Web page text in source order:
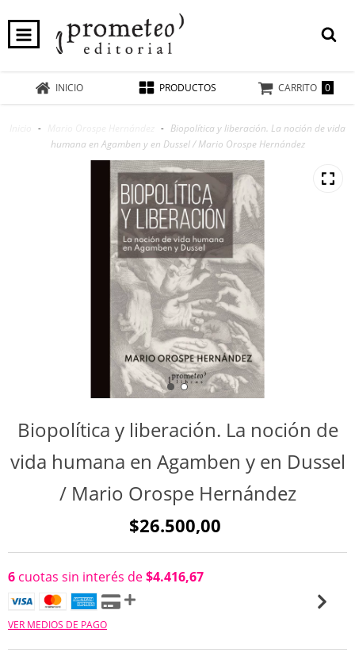
INICIO PRODUCTOS CARRITO 0
- - Biopolítica y liberación. La noción de vida
humana en Agamben y en Dussel / Mario Orospe Hernández
Biopolítica y liberación. La noción de
vida humana en Agamben y en Dussel
/ Mario Orospe Hernández
$26.500,00
6 cuotas sin interés de$4.416,67
VER MEDIOS DE PAGO